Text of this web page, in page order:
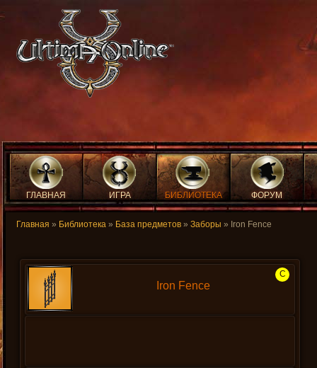
ГЛАВНАЯ ИГРА БИБЛИОТЕКА ФОРУМ
Главная » Библиотека » База предметов » Заборы » Iron Fence
Iron Fence
C